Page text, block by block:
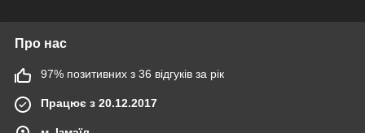
Про нас
97% позитивних з 36 відгуків за рік
Працює з 20.12.2017